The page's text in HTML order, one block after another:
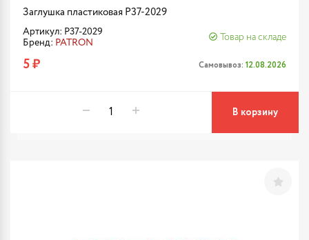
Заглушка пластиковая P37-2029
Артикул: P37-2029
Бренд: PATRON
Товар на складе
5 ₽ Самовывоз: 12.08.2026
В корзину